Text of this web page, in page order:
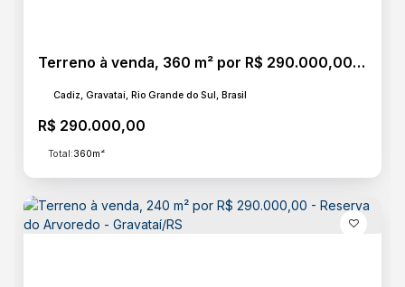
Terreno à venda, 360 m² por R$ 290.000,00 - Reserva do Arvoredo - Gravataí/RS
R$ 290.000,00
Cadiz, Gravataí, Rio Grande do Sul, Brasil
Total:360m²